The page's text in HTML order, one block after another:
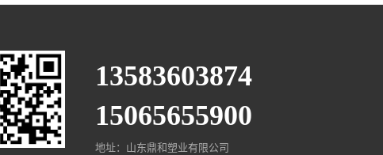
13583603874
15065655900
地址：山东鼎和塑业有限公司